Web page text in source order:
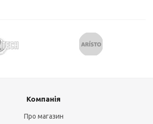
Компанія
Про магазин